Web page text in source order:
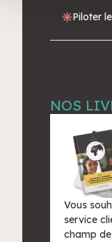
Piloter
NOS
Vous
service
champ